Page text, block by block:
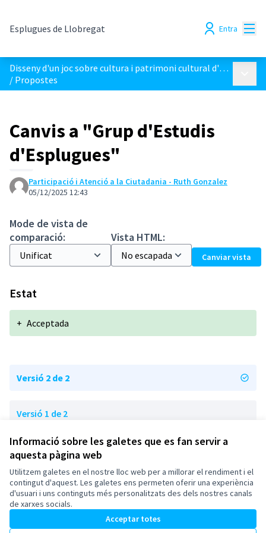
Informació sobre les galetes que es fan servir a
aquesta pàgina web
Utilitzem galetes en el nostre lloc web per a millorar el rendiment i el
contingut d'aquest. Les galetes ens permeten oferir una experiència
d'usuari i uns continguts més personalitzats des dels nostres canals
de xarxes socials.
Acceptar totes
Esplugues de Llobregat Entra
Disseny d'un joc sobre cultura i patrimoni cultural d'Esplugues
/ Propostes
Canvis a "Grup d'Estudis
d'Esplugues"
Participació i Atenció a la Ciutadania - Ruth Gonzalez
05/12/2025 12:43
Mode de vista de
comparació:
Vista HTML:
Canviar vista
Estat
+ Acceptada
Versió 2 de 2
Versió 1 de 2
Termes i condicions d'ús
Configuració de les galetes
Esplugues de Llobregat a X
(Enllaç extern)
Esplugues de Llobregat a Facebook
(Enllaç extern)
Esplugues de Llobregat a Instagram
(Enllaç extern)
Esplugues de Llobregat a YouTube
(Enllaç extern)
Triar la llenguaElegir el idioma